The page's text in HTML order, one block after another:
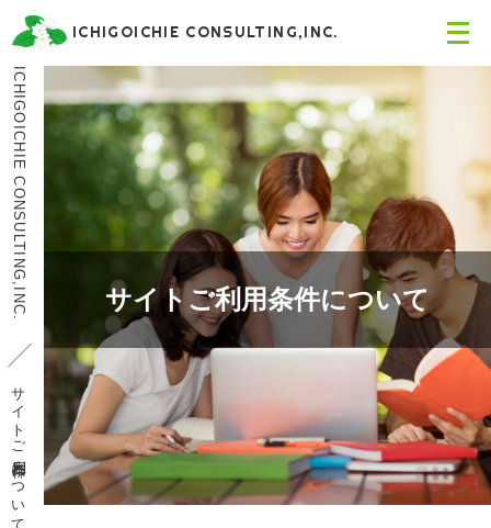
ICHIGOICHIE CONSULTING,INC.
メ
ニ
ュ
ICHIGOICHIE CONSULTING,INC.
サイトご利用条件について
サイトご利用条件について